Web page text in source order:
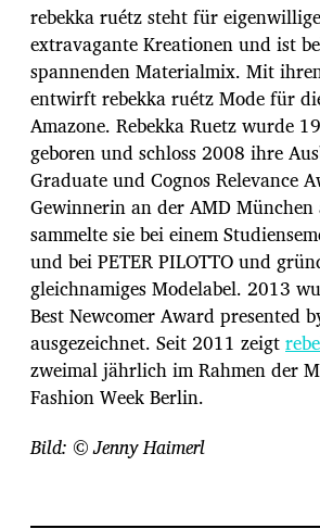
rebekka ruétz steht für
extravagante Kreationen und ist
spannenden Materialmix. Mit
entwirft rebekka ruétz Mode für
Amazone. Rebekka Ruetz wurde
geboren und schloss 2008 ihre
Graduate und Cognos Relevance
Gewinnerin an der AMD
sammelte sie bei einem
und bei PETER PILOTTO und
gleichnamiges Modelabel. 2013
Best Newcomer Award presented
ausgezeichnet. Seit 2011 zeigt
zweimal jährlich im Rahmen der
Fashion Week Berlin.
Bild: © Jenny Haimerl